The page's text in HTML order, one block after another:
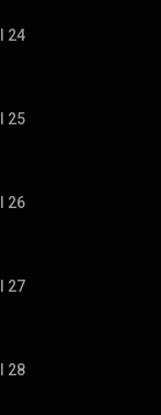
24
25
26
27
28